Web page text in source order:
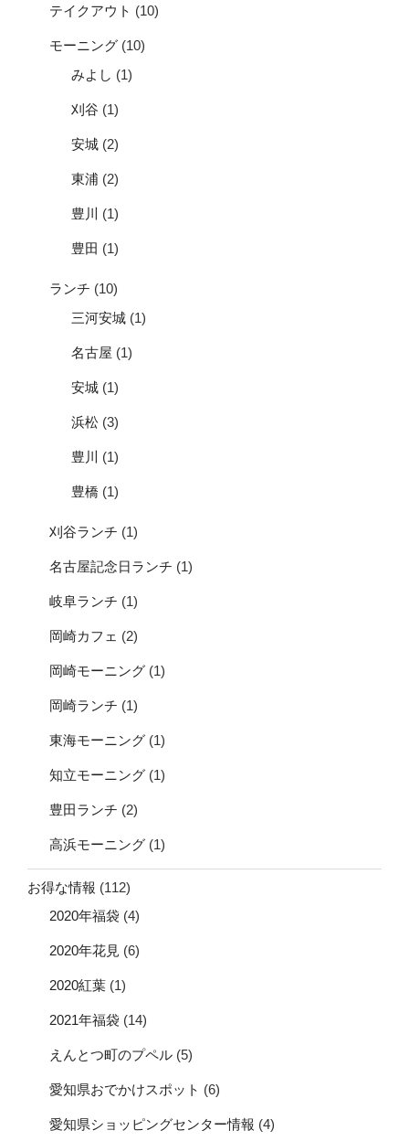
テイクアウト (10)
モーニング (10)
みよし (1)
刈谷 (1)
安城 (2)
東浦 (2)
豊川 (1)
豊田 (1)
ランチ (10)
三河安城 (1)
名古屋 (1)
安城 (1)
浜松 (3)
豊川 (1)
豊橋 (1)
刈谷ランチ (1)
名古屋記念日ランチ (1)
岐阜ランチ (1)
岡崎カフェ (2)
岡崎モーニング (1)
岡崎ランチ (1)
東海モーニング (1)
知立モーニング (1)
豊田ランチ (2)
高浜モーニング (1)
お得な情報 (112)
2020年福袋 (4)
2020年花見 (6)
2020紅葉 (1)
2021年福袋 (14)
えんとつ町のプペル (5)
愛知県おでかけスポット (6)
愛知県ショッピングセンター情報 (4)